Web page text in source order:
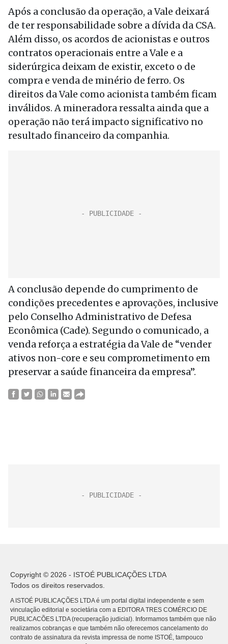
Após a conclusão da operação, a Vale deixará
de ter responsabilidade sobre a dívida da CSA.
Além disso, os acordos de acionistas e outros
contratos operacionais entre a Vale e a
siderúrgica deixam de existir, exceto o de
compra e venda de minério de ferro. Os
direitos da Vale como acionista também ficam
inválidos. A mineradora ressalta ainda que a
operação não terá impacto significativo no
resultado financeiro da companhia.
A conclusão depende do cumprimento de
condições precedentes e aprovações, inclusive
pelo Conselho Administrativo de Defesa
Econômica (Cade). Segundo o comunicado, a
venda reforça a estratégia da Vale de “vender
ativos non-core e seu comprometimento em
preservar a saúde financeira da empresa”.
Copyright © 2026 - ISTOÉ PUBLICAÇÕES LTDA
Todos os direitos reservados.
A ISTOÉ PUBLICAÇÕES LTDA é um portal digital independente e sem
vinculação editorial e societária com a EDITORA TRES COMÉRCIO DE
PUBLICACÕES LTDA (recuperação judicial). Informamos também que não
realizamos cobranças e que também não oferecemos cancelamento do
contrato de assinatura da revista impressa de nome ISTOÉ, tampouco